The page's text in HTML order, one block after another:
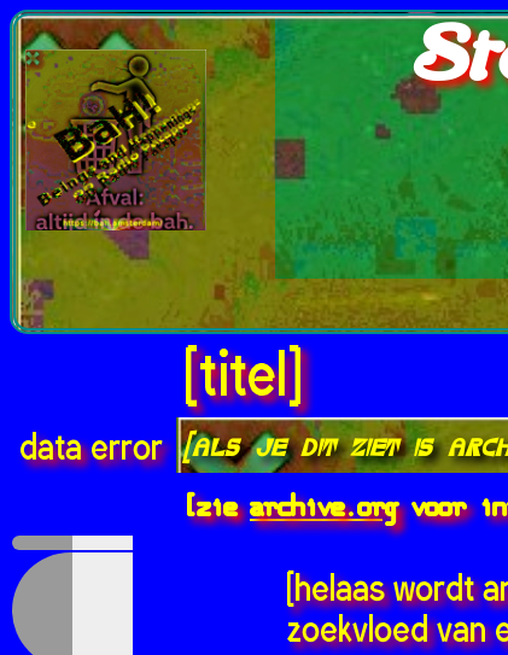
data error
[titel]
[als je dit ziet is
[ziearchive.orgvoor
[helaas wordt
zoekvloed van